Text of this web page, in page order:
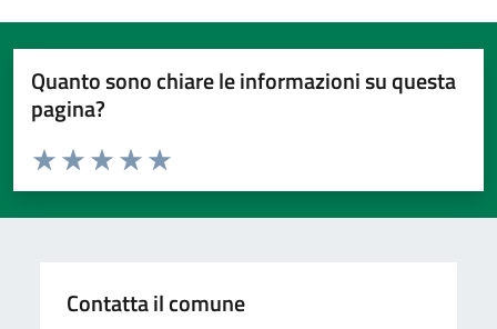
Quanto sono chiare le informazioni su questa
pagina?
Valuta da 1 a 5 stelle la pagina
Valuta 5 stelle su 5
Valuta 4 stelle su 5
Valuta 3 stelle su 5
Valuta 2 stelle su 5
Valuta 1 stelle su 5
Contatta il comune